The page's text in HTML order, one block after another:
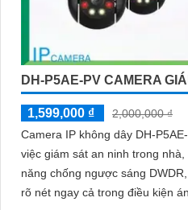
DH-P5AE-PV CAMERA
1,599,000 ₫
2,000,000 ₫
Camera IP không dây DH-
việc giám sát an ninh trong nhà,
năng chống ngược sáng
rõ nét ngay cả trong điều kiện